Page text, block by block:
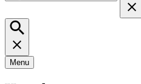
Menu